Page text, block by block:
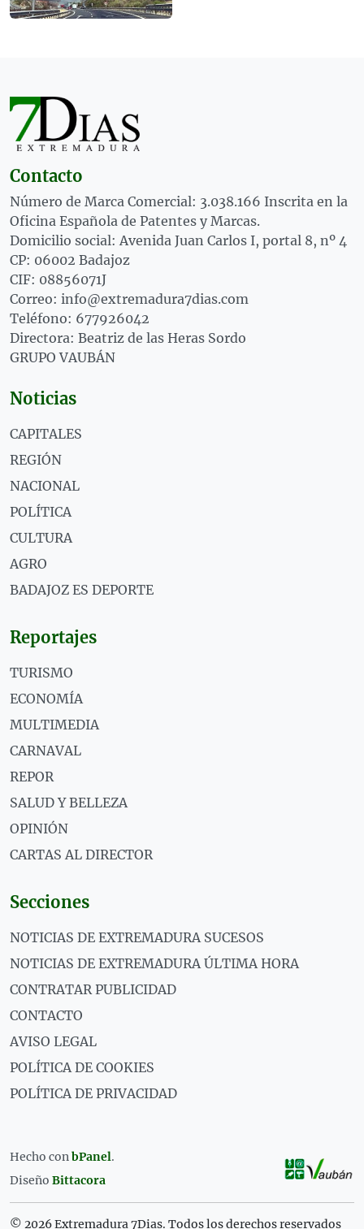
Contacto
Número de Marca Comercial: 3.038.166 Inscrita en la
Oficina Española de Patentes y Marcas.
Domicilio social: Avenida Juan Carlos I, portal 8, nº 4
CP: 06002 Badajoz
CIF: 08856071J
Correo: info@extremadura7dias.com
Teléfono: 677926042
Directora: Beatriz de las Heras Sordo
GRUPO VAUBÁN
Noticias
CAPITALES
REGIÓN
NACIONAL
POLÍTICA
CULTURA
AGRO
BADAJOZ ES DEPORTE
Reportajes
TURISMO
ECONOMÍA
MULTIMEDIA
CARNAVAL
REPOR
SALUD Y BELLEZA
OPINIÓN
CARTAS AL DIRECTOR
Secciones
NOTICIAS DE EXTREMADURA SUCESOS
NOTICIAS DE EXTREMADURA ÚLTIMA HORA
CONTRATAR PUBLICIDAD
CONTACTO
AVISO LEGAL
POLÍTICA DE COOKIES
POLÍTICA DE PRIVACIDAD
Hecho conbPanel.
Diseño Bittacora
© 2026 Extremadura 7Dias. Todos los derechos reservados